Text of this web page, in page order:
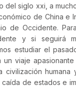
del siglo xxi, a
de China e
de Occidente.
y si seguirá
estudiar el
un viaje
civilización humana
caída de estados e